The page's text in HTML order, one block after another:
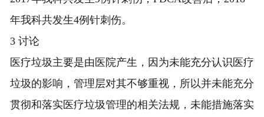
年我科共发生4例针刺伤。
3 讨论
医疗垃圾主要是由医院产生，因为未能充分认识医疗
垃圾的影响，管理层对其不够重视，所以并未能充分
贯彻和落实医疗垃圾管理的相关法规，未能措施落实